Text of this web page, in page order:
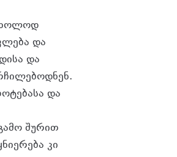
და
და
და
შურით
კი